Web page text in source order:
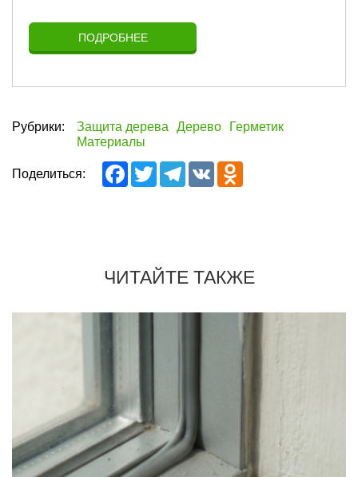
ПОДРОБНЕЕ
Рубрики: Защита дерева Дерево
Герметик
Материалы
Поделиться: Facebook
TwitterTelegram
VK
ЧИТАЙТЕ ТАКЖЕ